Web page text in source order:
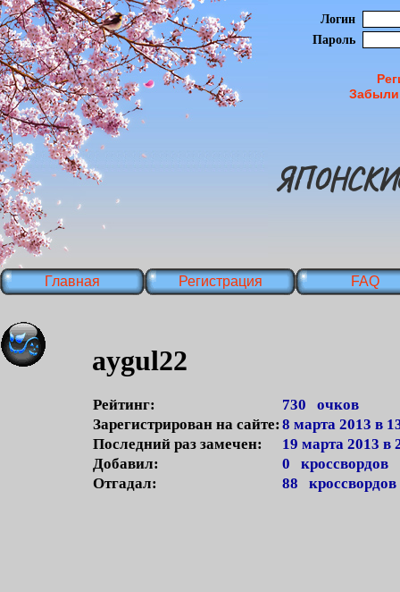
Логин
Пароль
Главная Регистрация FAQ
aygul22
Рейтинг:
730 очков
Зарегистрирован на сайте: 8 марта 2013 в
Последний раз замечен:
19 марта 2013 в
Добавил:
0 кроссвордов
Отгадал:
88 кроссвордов